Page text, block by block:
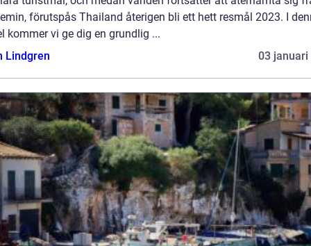
förutspås Thailand återigen bli ett hett resmål 2023. I
kommer vi ge dig en grundlig ...
Lindgren
03 januari